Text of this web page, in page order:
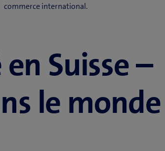
commerce international.
en Suisse –
le